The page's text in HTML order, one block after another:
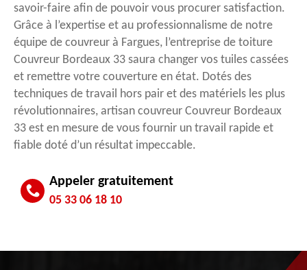
savoir-faire afin de pouvoir vous procurer satisfaction.
Grâce à l’expertise et au professionnalisme de notre
équipe de couvreur à Fargues, l’entreprise de toiture
Couvreur Bordeaux 33 saura changer vos tuiles cassées
et remettre votre couverture en état. Dotés des
techniques de travail hors pair et des matériels les plus
révolutionnaires, artisan couvreur Couvreur Bordeaux
33 est en mesure de vous fournir un travail rapide et
fiable doté d’un résultat impeccable.
Appeler gratuitement
05 33 06 18 10